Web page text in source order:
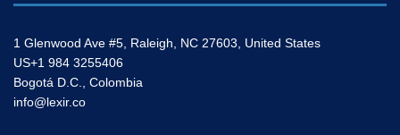
1 Glenwood Ave #5, Raleigh, NC 27603, United States
US+1 984 3255406
Bogotá D.C., Colombia
info@lexir.co